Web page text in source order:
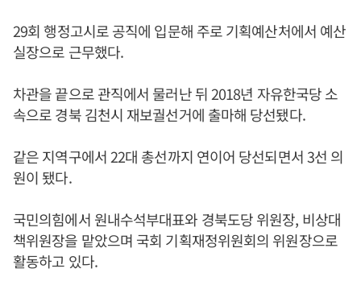
29회 행정고시로 공직에 입문해 주로 기획예산처에서 예산
실장으로 근무했다.
차관을 끝으로 관직에서 물러난 뒤 2018년 자유한국당 소
속으로 경북 김천시 재보궐선거에 출마해 당선됐다.
같은 지역구에서 22대 총선까지 연이어 당선되면서 3선 의
원이 됐다.
국민의힘에서 원내수석부대표와 경북도당 위원장, 비상대
책위원장을 맡았으며 국회 기획재정위원회의 위원장으로
활동하고 있다.